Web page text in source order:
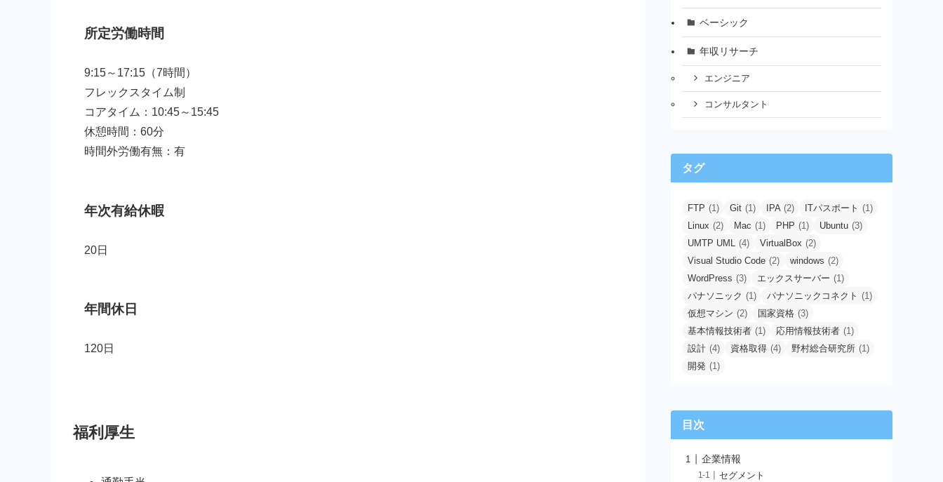
所定労働時間
9:15～17:15（7時間）
フレックスタイム制
コアタイム：10:45～15:45
休憩時間：60分
時間外労働有無：有
年次有給休暇
20日
年間休日
120日
福利厚生
ベーシック
年収リサーチ
エンジニア
コンサルタント
タグ
FTP (1) Git (1) IPA (2) ITパスポート (1)
Linux (2) Mac (1) PHP (1) Ubuntu (3)
UMTP UML (4) VirtualBox (2)
Visual Studio Code (2) windows (2)
WordPress (3) エックスサーバー (1)
パナソニック (1) パナソニックコネクト (1)
仮想マシン (2) 国家資格 (3)
基本情報技術者 (1) 応用情報技術者 (1)
設計 (4) 資格取得 (4) 野村総合研究所 (1)
開発 (1)
目次
企業情報
セグメント